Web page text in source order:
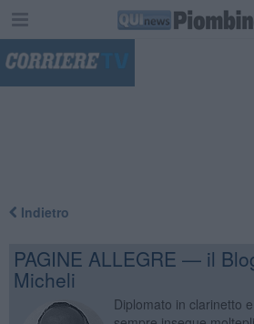
Indietro
PAGINE ALLEGRE — il
Micheli
Diplomato in clarinetto